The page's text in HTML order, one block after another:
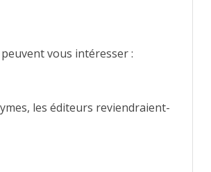
vous intéresser :
les éditeurs reviendraient-